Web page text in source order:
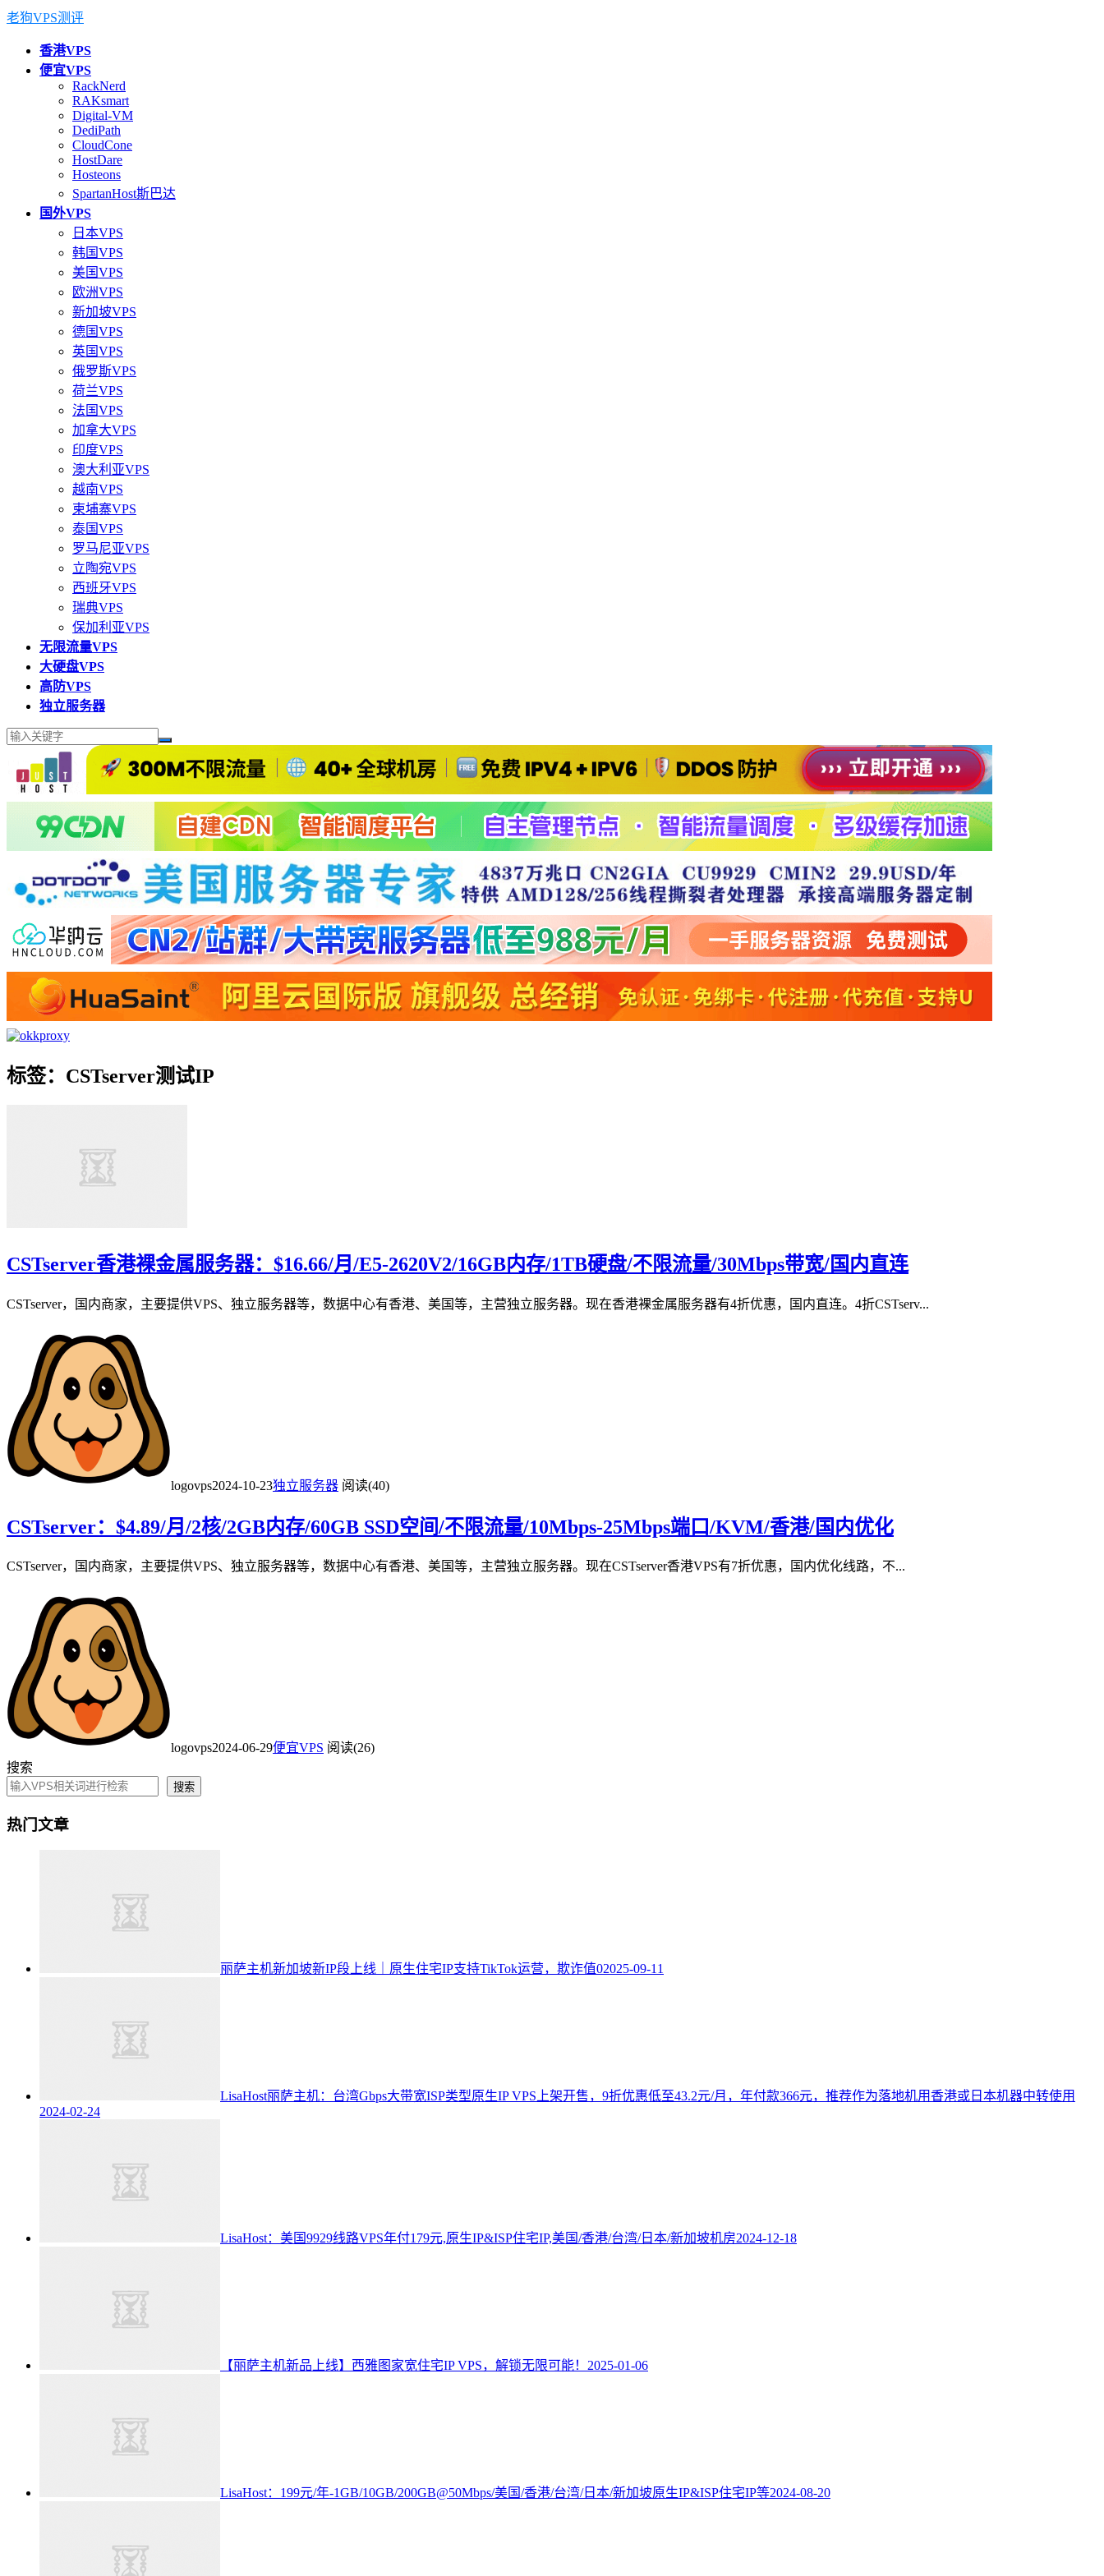
老狗VPS测评
香港VPS
便宜VPS
RackNerd
RAKsmart
Digital-VM
DediPath
CloudCone
HostDare
Hosteons
SpartanHost斯巴达
国外VPS
日本VPS
韩国VPS
美国VPS
欧洲VPS
新加坡VPS
德国VPS
英国VPS
俄罗斯VPS
荷兰VPS
法国VPS
加拿大VPS
印度VPS
澳大利亚VPS
越南VPS
柬埔寨VPS
泰国VPS
罗马尼亚VPS
立陶宛VPS
西班牙VPS
瑞典VPS
保加利亚VPS
无限流量VPS
大硬盘VPS
高防VPS
独立服务器
标签：CSTserver测试IP
CSTserver香港裸金属服务器：$16.66/月/E5-2620V2/16GB内存/1TB硬盘/不限流量/30Mbps带宽/国内直连
CSTserver，国内商家，主要提供VPS、独立服务器等，数据中心有香港、美国等，主营独立服务器。现在香港裸金属服务器有4折优惠，国内直连。4折CSTserv...
logovps2024-10-23独立服务器 阅读(40)
CSTserver：$4.89/月/2核/2GB内存/60GB SSD空间/不限流量/10Mbps-25Mbps端口/KVM/香港/国内优化
CSTserver，国内商家，主要提供VPS、独立服务器等，数据中心有香港、美国等，主营独立服务器。现在CSTserver香港VPS有7折优惠，国内优化线路，不...
logovps2024-06-29便宜VPS 阅读(26)
搜索
搜索
热门文章
丽萨主机新加坡新IP段上线｜原生住宅IP支持TikTok运营，欺诈值02025-09-11
LisaHost丽萨主机：台湾Gbps大带宽ISP类型原生IP VPS上架开售，9折优惠低至43.2元/月，年付款366元，推荐作为落地机用香港或日本机器中转使用
2024-02-24
LisaHost：美国9929线路VPS年付179元,原生IP&ISP住宅IP,美国/香港/台湾/日本/新加坡机房2024-12-18
【丽萨主机新品上线】西雅图家宽住宅IP VPS，解锁无限可能！ 2025-01-06
LisaHost：199元/年-1GB/10GB/200GB@50Mbps/美国/香港/台湾/日本/新加坡原生IP&ISP住宅IP等2024-08-20